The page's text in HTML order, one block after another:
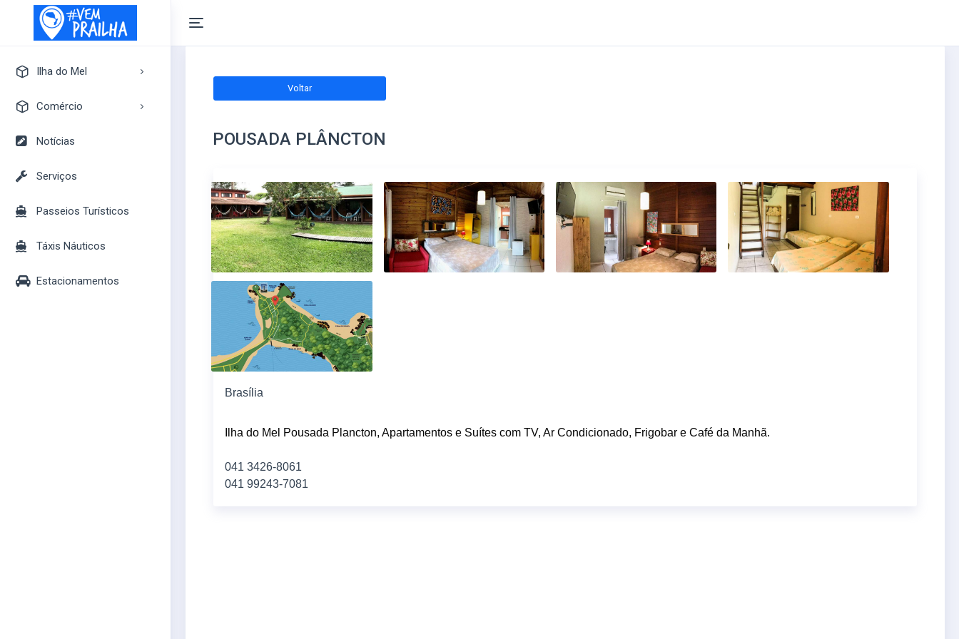
Ilha do Mel
A Ilha do Mel
Comércio
Pousadas
Casas
Mercados
Notícias
Serviços
Passeios Turísticos
Táxis Náuticos
Estacionamentos
Voltar
POUSADA PLÂNCTON
Brasília
Ilha do Mel Pousada Plancton, Apartamentos e Suítes com TV, Ar Condicionado, Frigobar e Café da Manhã.
041 3426-8061
041 99243-7081